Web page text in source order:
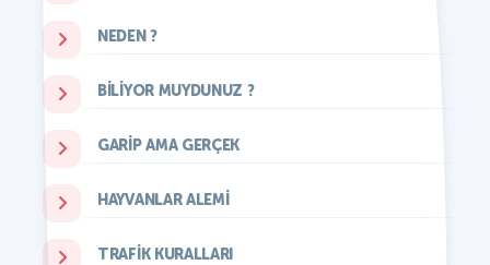
NEDEN ?
BILIYOR MUYDUNUZ ?
GARIP AMA GERÇEK
HAYVANLAR ALEMI
TRAFIK KURALLARI